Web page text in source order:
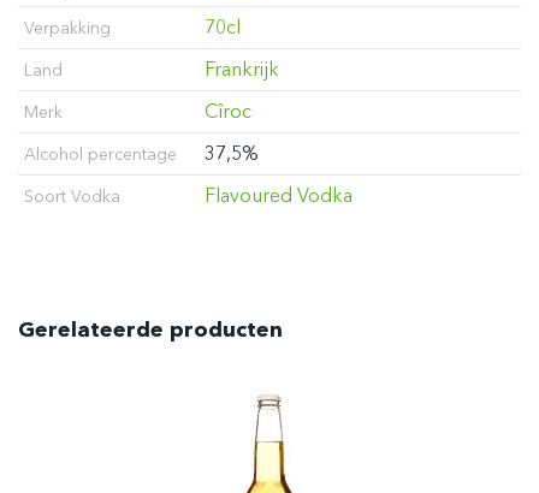
Verpakking 70cl
Land Frankrijk
Merk Cîroc
Alcohol percentage 37,5%
Soort Vodka Flavoured Vodka
Gerelateerde producten